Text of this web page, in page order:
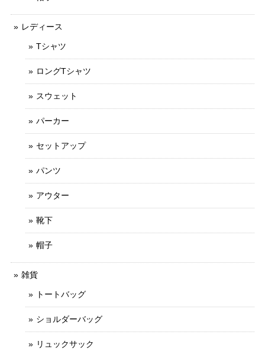
レディース
Tシャツ
ロングTシャツ
スウェット
パーカー
セットアップ
パンツ
アウター
靴下
帽子
雑貨
トートバッグ
ショルダーバッグ
リュックサック